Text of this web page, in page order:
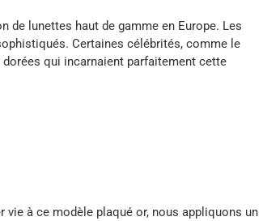
de lunettes haut de gamme en Europe. Les
Certaines célébrités, comme le
qui incarnaient parfaitement cette
à ce modèle plaqué or, nous appliquons un